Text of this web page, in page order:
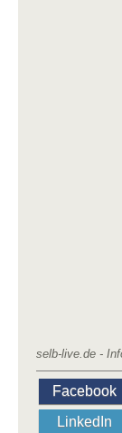
selb-live.de -
Facebook
LinkedIn